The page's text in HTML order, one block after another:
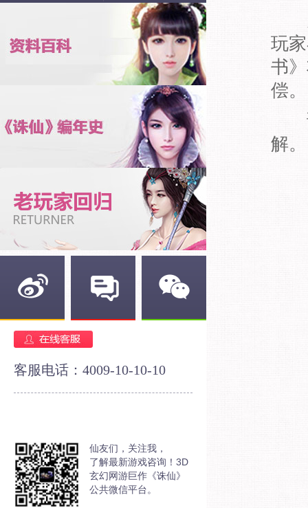
客服电话：4009-10-10-10
仙友们，关注我，
了解最新游戏咨询！3D
玄幻网游巨作《诛仙》
公共微信平台。
玩
书
偿。
请
解。